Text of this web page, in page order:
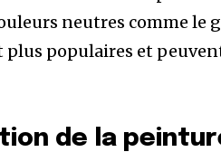
neutres comme le
plus populaires et
de la